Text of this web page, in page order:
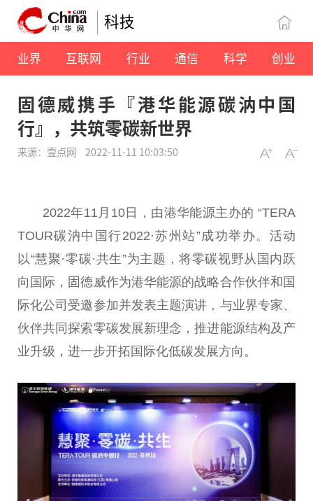
科技
业界 互联网 行业 通信 科学 创业
固德威携手『港华能源碳汭中国
行』，共筑零碳新世界
来源：壹点网 2022-11-11 10:03:50
2022年11月10日，由港华能源主办的 “TERA
TOUR碳汭中国行2022·苏州站”成功举办。活动
以“慧聚·零碳·共生”为主题，将零碳视野从国内跃
向国际，固德威作为港华能源的战略合作伙伴和国
际化公司受邀参加并发表主题演讲，与业界专家、
伙伴共同探索零碳发展新理念，推进能源结构及产
业升级，进一步开拓国际化低碳发展方向。